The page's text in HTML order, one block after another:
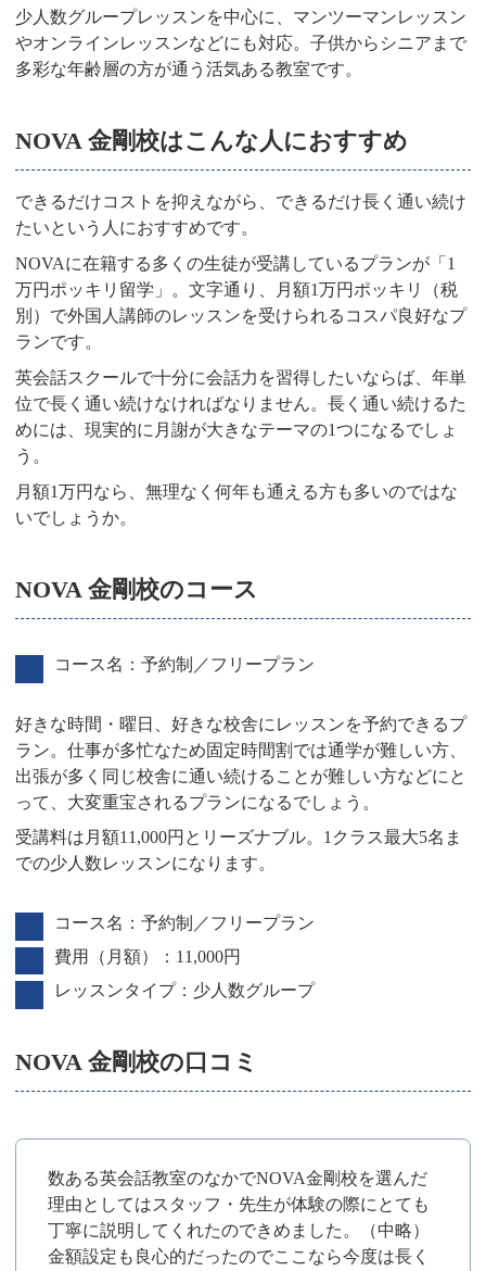
少人数グループレッスンを中心に、マンツーマンレッスン
やオンラインレッスンなどにも対応。子供からシニアまで
多彩な年齢層の方が通う活気ある教室です。
NOVA 金剛校はこんな人におすすめ
できるだけコストを抑えながら、できるだけ長く通い続け
たいという人におすすめです。
NOVAに在籍する多くの生徒が受講しているプランが「1
万円ポッキリ留学」。文字通り、月額1万円ポッキリ（税
別）で外国人講師のレッスンを受けられるコスパ良好なプ
ランです。
英会話スクールで十分に会話力を習得したいならば、年単
位で長く通い続けなければなりません。長く通い続けるた
めには、現実的に月謝が大きなテーマの1つになるでしょ
う。
月額1万円なら、無理なく何年も通える方も多いのではな
いでしょうか。
NOVA 金剛校のコース
コース名：予約制／フリープラン
好きな時間・曜日、好きな校舎にレッスンを予約できるプ
ラン。仕事が多忙なため固定時間割では通学が難しい方、
出張が多く同じ校舎に通い続けることが難しい方などにと
って、大変重宝されるプランになるでしょう。
受講料は月額11,000円とリーズナブル。1クラス最大5名ま
での少人数レッスンになります。
コース名：予約制／フリープラン
費用（月額）：11,000円
レッスンタイプ：少人数グループ
NOVA 金剛校の口コミ
数ある英会話教室のなかでNOVA金剛校を選んだ
理由としてはスタッフ・先生が体験の際にとても
丁寧に説明してくれたのできめました。（中略）
金額設定も良心的だったのでここなら今度は長く